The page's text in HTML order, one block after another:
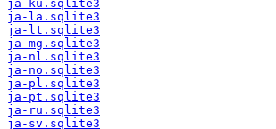
ja-ku.sqlite3
ja-la.sqlite3
ja-lt.sqlite3
ja-mg.sqlite3
ja-nl.sqlite3
ja-no.sqlite3
ja-pl.sqlite3
ja-pt.sqlite3
ja-ru.sqlite3
ja-sv.sqlite3